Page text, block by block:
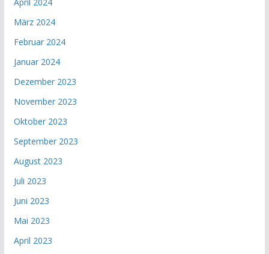
März 2024
Februar 2024
Januar 2024
Dezember 2023
November 2023
Oktober 2023
September 2023
August 2023
Juli 2023
Juni 2023
Mai 2023
April 2023